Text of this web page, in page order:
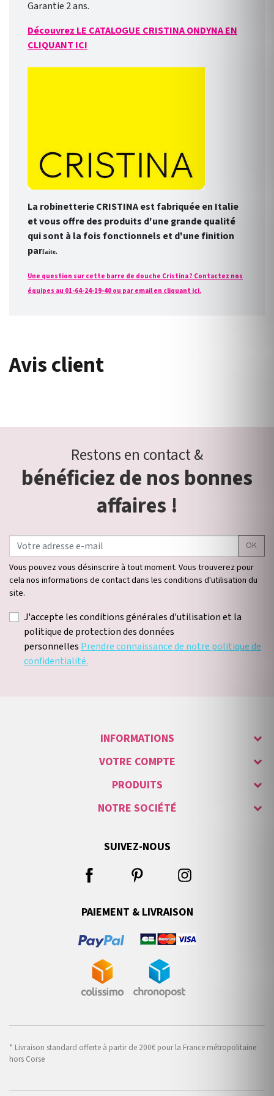
Garantie 2 ans.
Découvrez LE CATALOGUE CRISTINA ONDYNA EN
CLIQUANT ICI
La robinetterie CRISTINA est fabriquée en Italie
et vous offre des produits d'une grande qualité
qui sont à la fois fonctionnels et d'une finition
parfaite.
Une question sur cette barre de douche Cristina ? Contactez nos
équipes au 01-64-24-19-40 ou par email en cliquant ici.
Avis client
Restons en contact &
bénéficiez de nos bonnes
affaires !
OK
Vous pouvez vous désinscrire à tout moment. Vous trouverez pour
cela nos informations de contact dans les conditions d'utilisation du
site.
J'accepte les conditions générales d'utilisation et la
politique de protection des données
personnelles Prendre connaissance de notre politique de
confidentialité.
INFORMATIONS
VOTRE COMPTE
PRODUITS
NOTRE SOCIÉTÉ
SUIVEZ-NOUS
PAIEMENT & LIVRAISON
* Livraison standard offerte à partir de 200€ pour la France métropolitaine
hors Corse